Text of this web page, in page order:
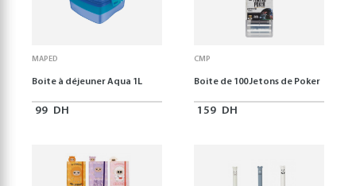
MAPED
Boite à déjeuner Aqua 1L
99 DH
CMP
Boite de 100 Jetons de Poker
159 DH